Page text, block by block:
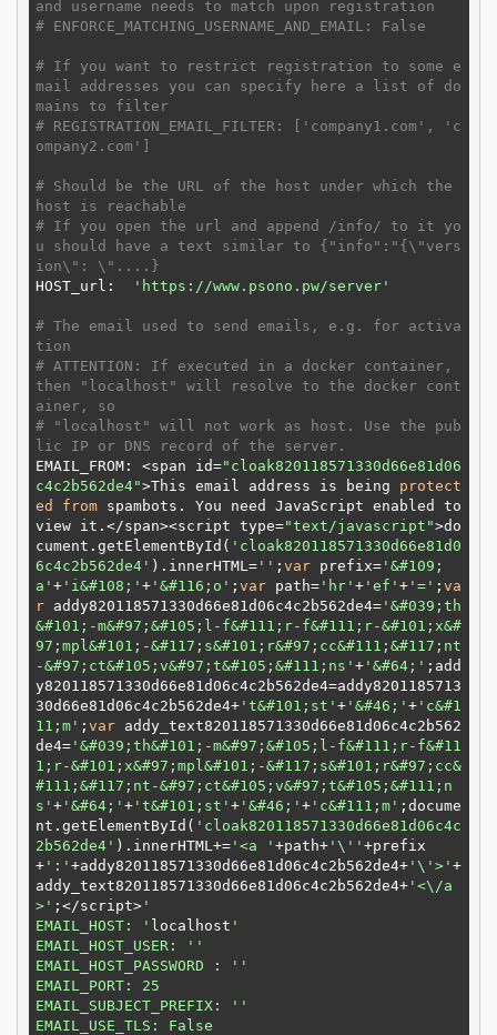
and username needs to match upon registration
# ENFORCE_MATCHING_USERNAME_AND_EMAIL: False
# If you want to restrict registration to some e
mail addresses you can specify here a list of do
mains to filter
# REGISTRATION_EMAIL_FILTER: ['company1.com', 'c
ompany2.com']
# Should be the URL of the host under which the
host is reachable
# If you open the url and append /info/ to it yo
u should have a text similar to {"info":"{\"vers
ion\": \"....}
HOST_url:
'https://www.psono.pw/server'
# The email used to send emails, e.g. for activa
tion
# ATTENTION: If executed in a docker container,
then "localhost" will resolve to the docker cont
ainer, so
# "localhost" will not work as host. Use the pub
lic IP or DNS record of the server.
EMAIL_FROM: <span id="cloak820118571330d66e81d06
c4c2b562de4">This email address is being protect
ed
from spambots. You need JavaScript enabled to
view it.</span><script type="text/javascript">do
cument.getElementById( 'cloak820118571330d66e81d0
6c4c2b562de4' ).innerHTML= '' ; var prefix= '&#109;
a' + 'i&#108;' + '&#116;o' ; var path= 'hr' + 'ef' + '=' ; va
r addy820118571330d66e81d06c4c2b562de4= '&#039;th
&#101;-m&#97;&#105;l-f&#111;r-f&#111;r-&#101;x&#
97;mpl&#101;-&#117;s&#101;r&#97;cc&#111;&#117;nt
-&#97;ct&#105;v&#97;t&#105;&#111;ns' + '&#64;' ;add
y820118571330d66e81d06c4c2b562de4=addy8201185713
30d66e81d06c4c2b562de4+ 't&#101;st' + '&#46;' + 'c&#1
11;m' ; var addy_text820118571330d66e81d06c4c2b562
de4= '&#039;th&#101;-m&#97;&#105;l-f&#111;r-f&#11
1;r-&#101;x&#97;mpl&#101;-&#117;s&#101;r&#97;cc&
#111;&#117;nt-&#97;ct&#105;v&#97;t&#105;&#111;n
s' + '&#64;' + 't&#101;st' + '&#46;' + 'c&#111;m' ;docume
nt.getElementById( 'cloak820118571330d66e81d06c4c
2b562de4' ).innerHTML+= '<a ' +path+ '\'' +prefix
+ ':' +addy820118571330d66e81d06c4c2b562de4+ '\'>' +
addy_text820118571330d66e81d06c4c2b562de4+ '<\/a
>' ;</script> '
EMAIL_HOST: ' localhost '
EMAIL_HOST_USER: ' '
EMAIL_HOST_PASSWORD : ' '
EMAIL_PORT: 25
EMAIL_SUBJECT_PREFIX: ' '
EMAIL_USE_TLS: False